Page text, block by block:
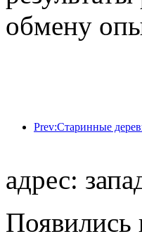
обмену
адрес:
Появились